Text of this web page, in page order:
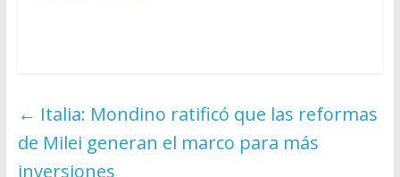
← Italia: Mondino ratificó que las reformas
de Milei generan el marco para más
inversiones